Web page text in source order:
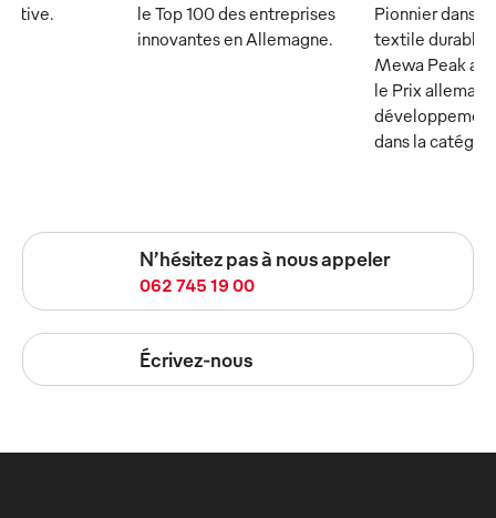
le Top 100 des entreprises
innovantes en Allemagne.
Pionnier dans
textile durable
Mewa Peak a
le Prix
dans la
N’hésitez pas à nous appeler
062 745 19 00
Écrivez-nous